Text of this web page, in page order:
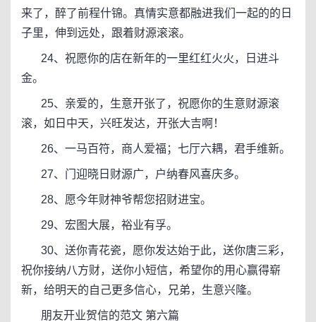
来了，醉了前程什锦。真情实意都融进我们一起的的日
子里，伸到远处，跟着财源滚滚。
24、祝愿你的店在新年的一里红红火火，日进斗
金。
25、亲爱的，生意开张了，祝愿你的生意财源滚
滚，如日中天，兴旺发达，开张大吉啊！
26、一马百符，商人爱福；七厅六耦，君手维新。
27、门迎晓日财源广，户纳春风喜庆多。
28、愿今年财神爷帮您招财进宝。
29、宏图大展，裕业有孚。
30、送你青花瓷，愿你发达始于此，送你唐三彩，
祝你接纳八方财，送你小短信，希望你的用心赢得崭
新，给明天的自己更多信心，兄弟，生意兴隆。
朋友开业贺信的范文 第六篇